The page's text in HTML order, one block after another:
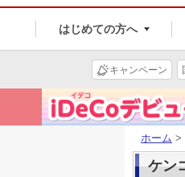
はじめての方へ
キャンペーン
ホーム >
ケン